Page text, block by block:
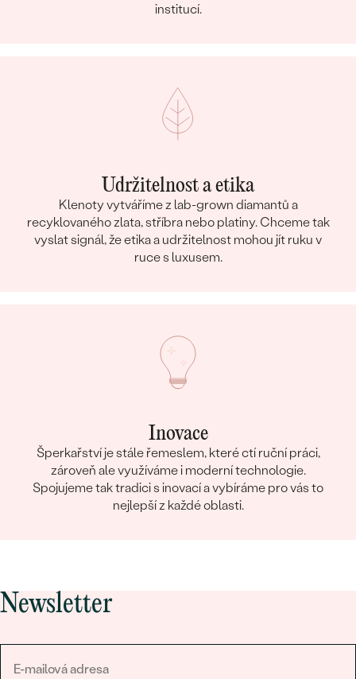
institucí.
Udržitelnost a etika
Klenoty vytváříme z lab-grown diamantů a
recyklovaného zlata, stříbra nebo platiny. Chceme tak
vyslat signál, že etika a udržitelnost mohou jít ruku v
ruce s luxusem.
Inovace
Šperkařství je stále řemeslem, které ctí ruční práci,
zároveň ale využíváme i moderní technologie.
Spojujeme tak tradici s inovací a vybíráme pro vás to
nejlepší z každé oblasti.
Newsletter